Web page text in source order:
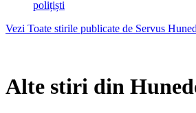
polițiști
Vezi Toate stirile publicate de Servus
Alte stiri din